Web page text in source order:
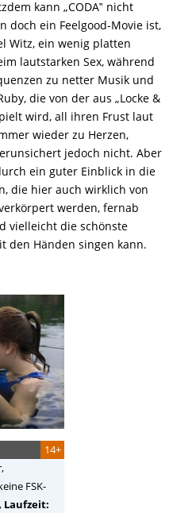
kann „CODA‟ nicht
doch ein Feelgood-Movie ist,
Witz, ein wenig platten
lautstarken Sex, während
zu netter Musik und
die von der aus „Locke &
wird, all ihren Frust laut
wieder zu Herzen,
jedoch nicht. Aber
einguter Einblick in die
die hier auch wirklich von
werden, fernab
vielleicht die schönste
den Händen singen kann.
14+
,
FSK-
Laufzeit: